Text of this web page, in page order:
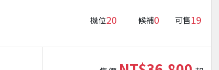
機位20 候補0 可售19